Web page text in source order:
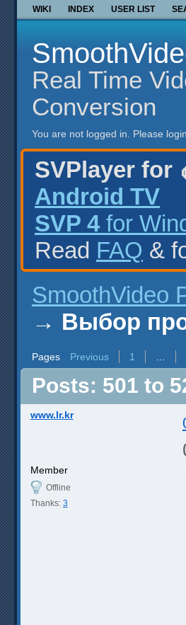
WIKI INDEX USER LIST
Real Time
Conversion
You are not logged in. Please
SVPlayer for
Android TV
SVP 4 for
Read FAQ &
SmoothVideo
→ Выбор
Pages Previous 1
Posts: 501 to
www.lr.kr
Member
Offline
Thanks: 3